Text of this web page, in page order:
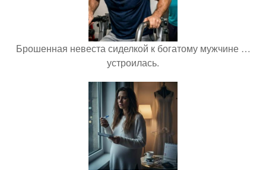
Брошенная невеста сиделкой к богатому мужчине …
устроилась.